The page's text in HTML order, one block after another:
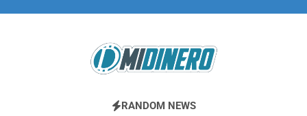
Midinero.co
Fintech, Criptomonedas
RANDOM NEWS